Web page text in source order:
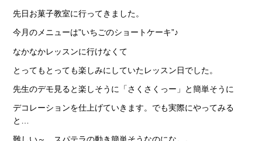
先日お菓子教室に行ってきました。
今月のメニューは”いちごのショートケーキ”♪
なかなかレッスンに行けなくて
とってもとっても楽しみにしていたレッスン日でした。
先生のデモ見ると楽しそうに「さくさくっー」と簡単そうに
デコレーションを仕上げていきます。でも実際にやってみる
と…